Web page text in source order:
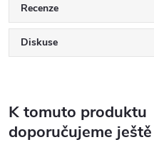
Recenze
Diskuse
K tomuto produktu
doporučujeme